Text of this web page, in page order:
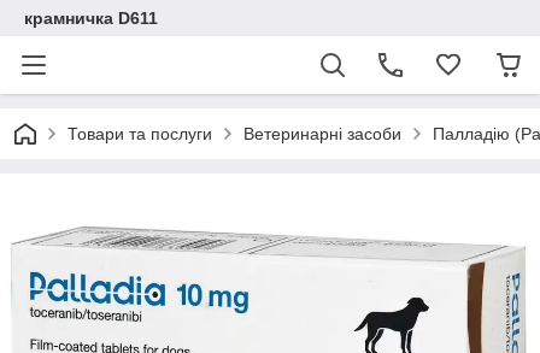
крамничка D611
Товари та послуги Ветеринарні засоби Палладію